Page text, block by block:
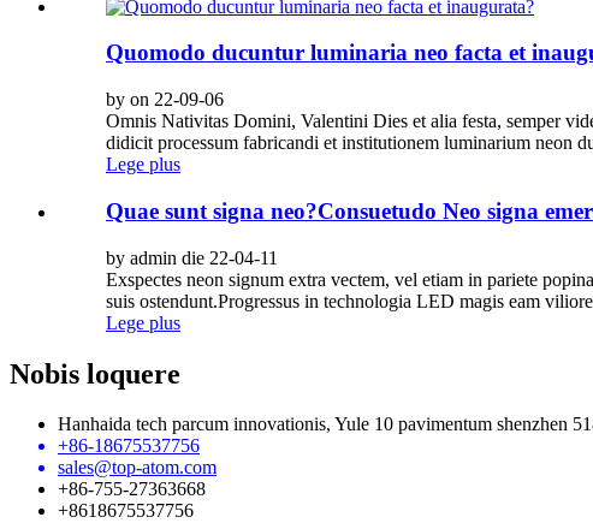
Quomodo ducuntur luminaria neo facta et
by on 22-09-06
Omnis Nativitas Domini, Valentini Dies et alia festa, semper
didicit processum fabricandi et institutionem luminarium neon
Lege plus
Quae sunt signa neo?Consuetudo Neo signa
by admin die 22-04-11
Exspectes neon signum extra vectem, vel etiam in pariete
suis ostendunt.Progressus in technologia LED magis eam
Lege plus
Nobis loquere
Hanhaida tech parcum innovationis, Yule 10 pavimentum shenzhen
+86-18675537756
sales@top-atom.com
+86-755-27363668
+8618675537756